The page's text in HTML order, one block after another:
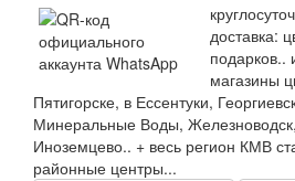
доставка:
подарков..
магазины
Пятигорске, в Ессентуки,
Минеральные Воды,
Иноземцево.. + весь регион КМВ
районные центры...